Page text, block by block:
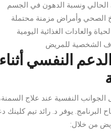
الحالي ونسبة الدهون في الجسم
الصحي وأمراض مزمنة محتملة
والعادات الغذائية اليومية
الشخصية للمريض
النفسي
الجوانب النفسية عند علاج السمنة،
البرنامج. يوفر د. رائد تيم كلينك
من خلال: